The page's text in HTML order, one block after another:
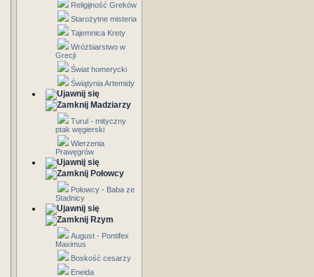
Religijność Greków
Starożytne misteria
Tajemnica Krety
Wróżbiarstwo w
Grecji
Świat homerycki
Świątynia Artemidy
Madziarzy
Turul - mityczny
ptak węgierski
Wierzenia
Prawęgrów
Połowcy
Połowcy - Baba ze
Stadnicy
Rzym
August - Pontifex
Maximus
Boskość cesarzy
Eneida